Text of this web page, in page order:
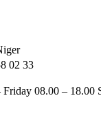
02 33
08.00 – 18.00